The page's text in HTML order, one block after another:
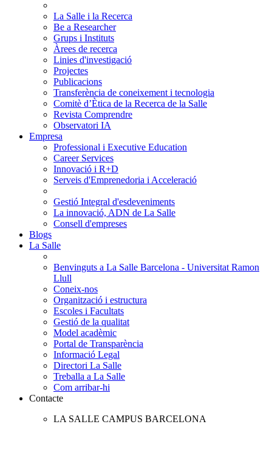
La Salle i la Recerca
Be a Researcher
Grups i Instituts
Àrees de recerca
Linies d'investigació
Projectes
Publicacions
Transferència de coneixement i tecnologia
Comitè d’Ètica de la Recerca de la Salle
Revista Comprendre
Observatori IA
Empresa
Professional i Executive Education
Career Services
Innovació i R+D
Serveis d'Emprenedoria i Acceleració
Gestió Integral d'esdeveniments
La innovació, ADN de La Salle
Consell d'empreses
Blogs
La Salle
Benvinguts a La Salle Barcelona - Universitat Ramon
Llull
Coneix-nos
Organització i estructura
Escoles i Facultats
Gestió de la qualitat
Model acadèmic
Portal de Transparència
Informació Legal
Directori La Salle
Treballa a La Salle
Com arribar-hi
Contacte
LA SALLE CAMPUS BARCELONA